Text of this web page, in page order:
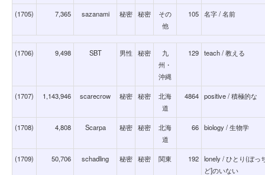
(1705) 7,365 sazanami 秘密 秘密
その
他
105 名字 / 名前
(1706) 9,498 SBT 男性 秘密
九
州・
沖縄
129 teach / 教える
(1707) 1,143,946 scarecrow 秘密 秘密
北海
道
4864 positive / 積極的な
(1708) 4,808 Scarpa 秘密 秘密
北海
道
66 biology / 生物学
(1709) 50,706 schadling 秘密 秘密 関東 192 lonely / ひとり(ぼっ
ど]のいない